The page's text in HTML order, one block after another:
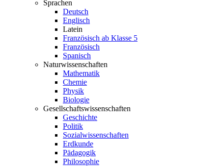
Sprachen
Deutsch
Englisch
Latein
Französisch ab Klasse 5
Französisch
Spanisch
Naturwissenschaften
Mathematik
Chemie
Physik
Biologie
Gesellschaftswissenschaften
Geschichte
Politik
Sozialwissenschaften
Erdkunde
Pädagogik
Philosophie